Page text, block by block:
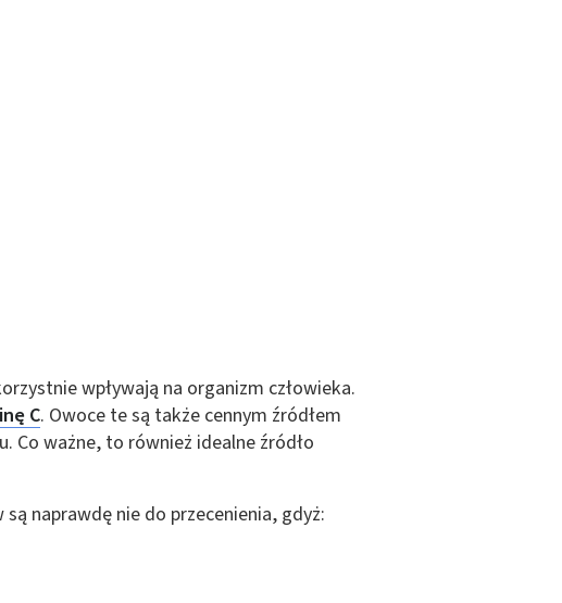
wpływają na organizm człowieka.
C. Owoce te są także cennym źródłem
Co ważne, to również idealne źródło
naprawdę nie do przecenienia, gdyż: